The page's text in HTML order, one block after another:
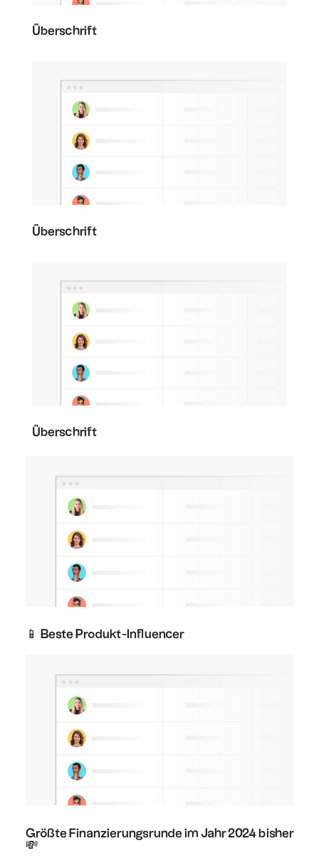
Überschrift
Überschrift
Überschrift
📱 Beste Produkt-Influencer
Größte Finanzierungsrunde im Jahr 2024 bisher
💸